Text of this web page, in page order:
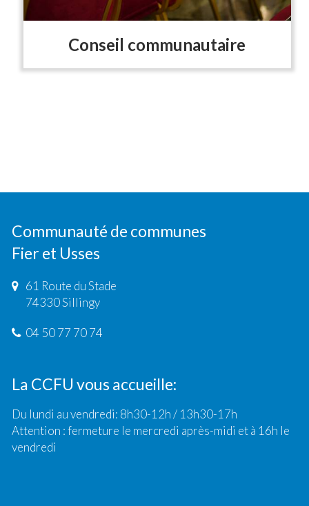
Conseil communautaire
Communauté de communes
Fier et Usses
61 Route du Stade
74330 Sillingy
04 50 77 70 74
La CCFU vous accueille:
Du lundi au vendredi: 8h30-12h / 13h30-17h
Attention : fermeture le mercredi après-midi et à 16h le
vendredi